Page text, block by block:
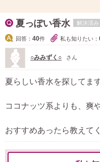
夏っぽい香水 解決済み
回答： 40件 私も知りたい：
○みみずく○ さん
夏らしい香水を探してます
ココナッツ系よりも、爽
おすすめあったら教えて